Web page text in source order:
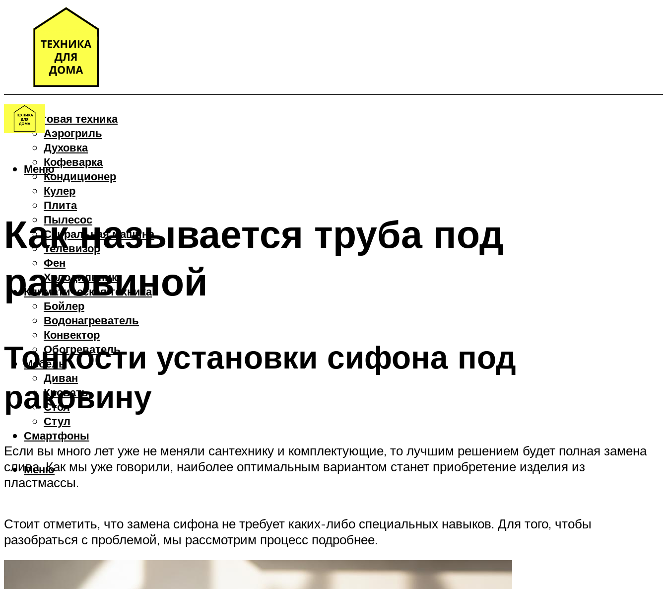
Бытовая техника
Аэрогриль
Духовка
Кофеварка
Кондиционер
Кулер
Плита
Пылесос
Стиральная машина
Телевизор
Фен
Холодильник
Климатическая техника
Бойлер
Водонагреватель
Конвектор
Обогреватель
Мебель
Диван
Кровать
Стол
Стул
Смартфоны
Меню
Меню
Как называется труба под
раковиной
Тонкости установки сифона под
раковину
Если вы много лет уже не меняли сантехнику и комплектующие, то лучшим решением будет полная замена
слива. Как мы уже говорили, наиболее оптимальным вариантом станет приобретение изделия из
пластмассы.
Стоит отметить, что замена сифона не требует каких-либо специальных навыков. Для того, чтобы
разобраться с проблемой, мы рассмотрим процесс подробнее.